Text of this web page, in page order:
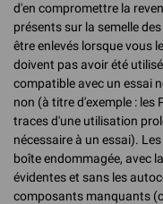
d'en compromettre la
présents sur la semelle
être enlevés lorsque vous
doivent pas avoir été
compatible avec un essai
non (à titre d'exemple : les
traces d'une utilisation
nécessaire à un essai).
boîte endommagée, avec
évidentes et sans les
composants manquants